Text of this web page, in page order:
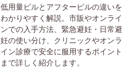
低用量ピルとアフターピルの違いを
わかりやすく解説。市販やオンライ
ンでの入手方法、緊急避妊・日常避
妊の使い分け、クリニックやオンラ
イン診療で安全に服用するポイント
まで詳しく紹介します。